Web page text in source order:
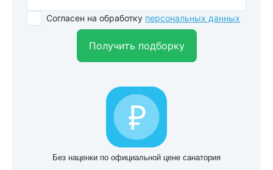
Согласен на обработку персональных данных
Получить подборку
Без наценки по официальной цене санатория